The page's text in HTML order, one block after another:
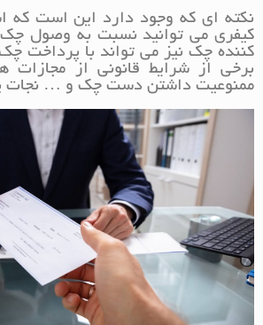
نکته ای که وجود دارد این است که
کیفری می توانید نسبت به وصول چک
کننده چک نیز می تواند با پرداخت
برخی از شرایط قانونی از مجازات
ممنوعیت داشتن دست چک و … نجات